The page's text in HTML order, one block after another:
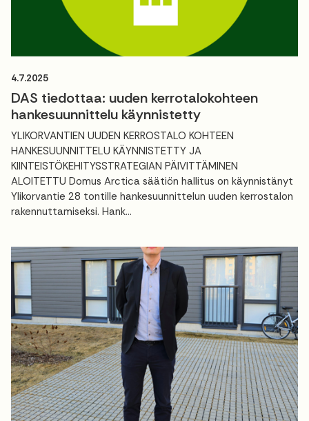
4.7.2025
DAS tiedottaa: uuden kerrotalokohteen
hankesuunnittelu käynnistetty
YLIKORVANTIEN UUDEN KERROSTALO KOHTEEN
HANKESUUNNITTELU KÄYNNISTETTY JA
KIINTEISTÖKEHITYSSTRATEGIAN PÄIVITTÄMINEN
ALOITETTU Domus Arctica säätiön hallitus on käynnistänyt
Ylikorvantie 28 tontille hankesuunnittelun uuden kerrostalon
rakennuttamiseksi. Hank...